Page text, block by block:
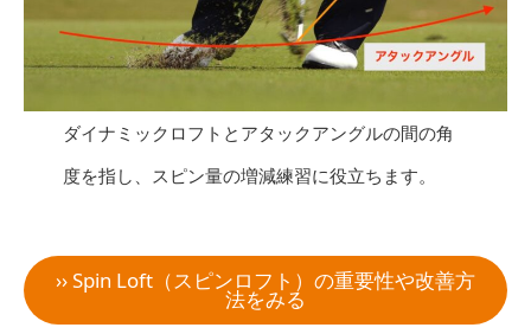
ダイナミックロフトとアタックアングルの間の角
度を指し、スピン量の増減練習に役立ちます。
›› Spin Loft（スピンロフト）の重要性や改善方
法をみる